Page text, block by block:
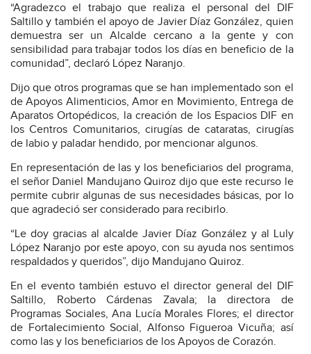
“Agradezco el trabajo que realiza el personal del DIF
Saltillo y también el apoyo de Javier Díaz González, quien
demuestra ser un Alcalde cercano a la gente y con
sensibilidad para trabajar todos los días en beneficio de la
comunidad”, declaró López Naranjo.
Dijo que otros programas que se han implementado son el
de Apoyos Alimenticios, Amor en Movimiento, Entrega de
Aparatos Ortopédicos, la creación de los Espacios DIF en
los Centros Comunitarios, cirugías de cataratas, cirugías
de labio y paladar hendido, por mencionar algunos.
En representación de las y los beneficiarios del programa,
el señor Daniel Mandujano Quiroz dijo que este recurso le
permite cubrir algunas de sus necesidades básicas, por lo
que agradeció ser considerado para recibirlo.
“Le doy gracias al alcalde Javier Díaz González y al Luly
López Naranjo por este apoyo, con su ayuda nos sentimos
respaldados y queridos”, dijo Mandujano Quiroz.
En el evento también estuvo el director general del DIF
Saltillo, Roberto Cárdenas Zavala; la directora de
Programas Sociales, Ana Lucía Morales Flores; el director
de Fortalecimiento Social, Alfonso Figueroa Vicuña; así
como las y los beneficiarios de los Apoyos de Corazón.